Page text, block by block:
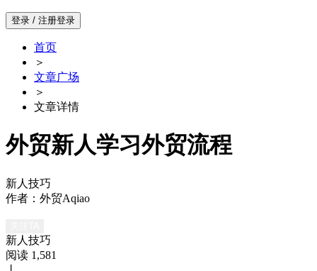
登录 / 注册登录
首页
＞
文章广场
＞
文章详情
外贸新人学习外贸流程
新人技巧
作者：外贸Aqiao
新人技巧
阅读 1,581